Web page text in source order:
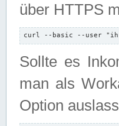
über HTTPS
curl --basic --user
Sollte es
man als
Option